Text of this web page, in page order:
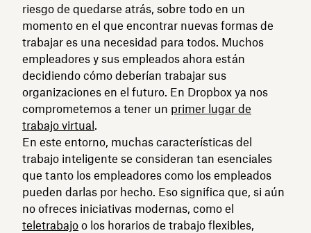
riesgo de quedarse atrás, sobre todo en un
momento en el que encontrar nuevas formas de
trabajar es una necesidad para todos. Muchos
empleadores y sus empleados ahora están
decidiendo cómo deberían trabajar sus
organizaciones en el futuro. En Dropbox ya nos
comprometemos a tener un primer lugar de
trabajo virtual.
En este entorno, muchas características del
trabajo inteligente se consideran tan esenciales
que tanto los empleadores como los empleados
pueden darlas por hecho. Eso significa que, si aún
no ofreces iniciativas modernas, como el
teletrabajo o los horarios de trabajo flexibles,